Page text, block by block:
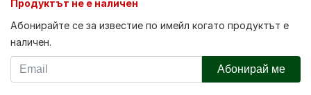
Продуктът не е наличен
Абонирайте се за известие по имейл когато продуктът е
наличен.
Абонирай ме